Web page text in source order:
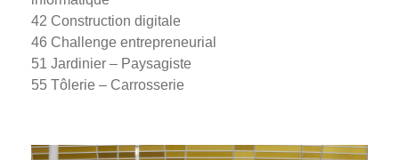
42 Construction digitale
46 Challenge entrepreneurial
51 Jardinier – Paysagiste
55 Tôlerie – Carrosserie